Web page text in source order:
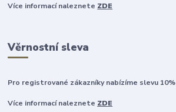
Více informací naleznete ZDE
Věrnostní sleva
Pro registrované zákazníky nabízíme slevu 10%
Více informací naleznete ZDE